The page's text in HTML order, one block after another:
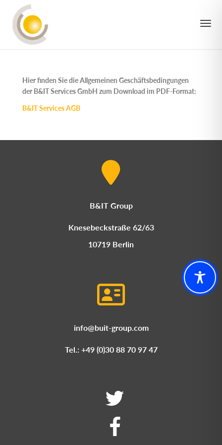
Hier finden Sie die Allgemeinen Geschäftsbedingungen
der B&IT Services GmbH zum Download im PDF-Format:
B&IT Services AGB
B&IT Group
Knesebeckstraße 62/63
10719 Berlin
info@buit-group.com
Tel.: +49 (0)30 88 70 97 47